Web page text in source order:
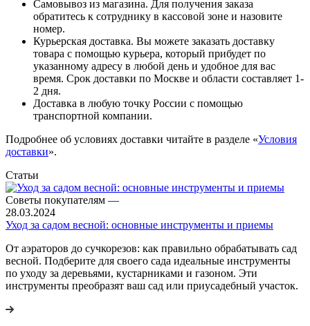
Самовывоз из магазина. Для получения заказа
обратитесь к сотруднику в кассовой зоне и назовите
номер.
Курьерская доставка. Вы можете заказать доставку
товара с помощью курьера, который прибудет по
указанному адресу в любой день и удобное для вас
время. Срок доставки по Москве и области составляет 1-
2 дня.
Доставка в любую точку России с помощью
транспортной компании.
Подробнее об условиях доставки читайте в разделе «Условия
доставки».
Статьи
Советы покупателям —
28.03.2024
Уход за садом весной: основные инструменты и приемы
От аэраторов до сучкорезов: как правильно обрабатывать сад
весной. Подберите для своего сада идеальные инструменты
по уходу за деревьями, кустарниками и газоном. Эти
инструменты преобразят ваш сад или приусадебный участок.